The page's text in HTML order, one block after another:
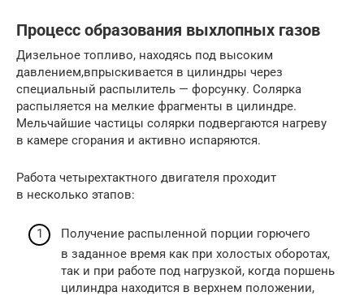
Процесс образования выхлопных газов
Дизельное топливо, находясь под высоким
давлением,впрыскивается в цилиндры через
специальный распылитель — форсунку. Солярка
распыляется на мелкие фрагменты в цилиндре.
Мельчайшие частицы солярки подвергаются нагреву
в камере сгорания и активно испаряются.
Работа четырехтактного двигателя проходит
в несколько этапов:
Получение распыленной порции горючего
в заданное время как при холостых оборотах,
так и при работе под нагрузкой, когда поршень
цилиндра находится в верхнем положении,